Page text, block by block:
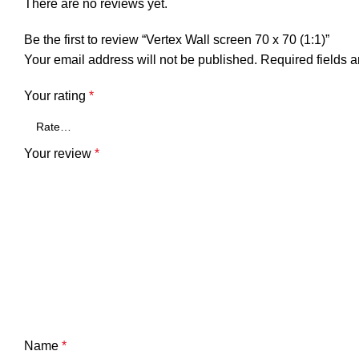
There are no reviews yet.
Be the first to review “Vertex Wall screen 70 x 70 (1:1)”
Your email address will not be published. Required fields
Your rating *
Your review *
Name *